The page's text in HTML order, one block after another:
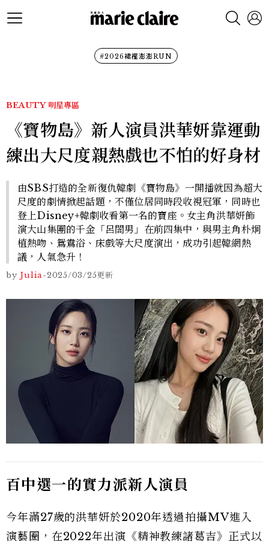
#2026裙襬澎澎RUN
BEAUTY 明星專區
《寶物島》新人演員洪華妍靠運動
練出大尺度親熱戲也不怕的好身材
由SBS打造的全新復仇韓劇《寶物島》一開播就因為超大
尺度的劇情掀起話題，不僅位居同時段收視冠軍，同時也
登上Disney+韓劇收看第一名的寶座。女主角洪華妍飾
演大山集團的千金「呂誾男」在前四集中，與男主角朴炯
植熱吻、鴛鴦浴、床戲等大尺度演出，成功引起韓網熱
議，人氣急升！
by Julia-2025/03/25更新
百中選一的實力派新人演員
今年滿27歲的洪華妍於2020年透過拍攝MV進入
演藝圈，在2022年出演《精神教練諸葛吉》正式以